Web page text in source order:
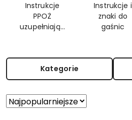
Instrukcje
PPOŻ
uzupełniając
Instrukcje i
znaki do
gaśnic
Kategorie
Zastosowano
sortowanie:
Sortuj
według